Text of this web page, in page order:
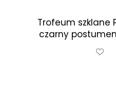
Trofeum szklane
czarny